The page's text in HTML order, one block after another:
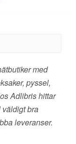
med
pyssel,
Adlibris hittar
bra
leveranser.